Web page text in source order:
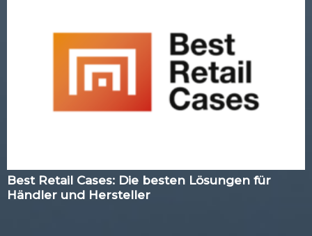
Best Retail Cases: Die besten Lösungen für
Händler und Hersteller